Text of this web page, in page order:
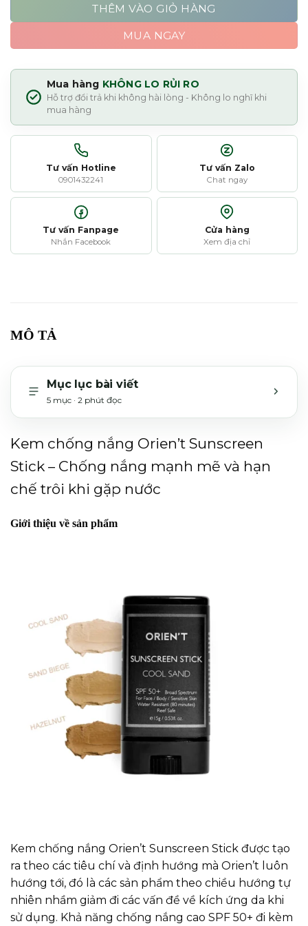
THÊM VÀO GIỎ HÀNG
MUA NGAY
Mua hàng KHÔNG LO RỦI RO
Hỗ trợ đổi trả khi không hài lòng - Không lo nghĩ khi
mua hàng
Tư vấn Hotline
0901432241
Tư vấn Zalo
Chat ngay
Tư vấn Fanpage
Nhắn Facebook
Cửa hàng
Xem địa chỉ
MÔ TẢ
Mục lục bài viết
5 mục · 2 phút đọc
Kem chống nắng Orien’t Sunscreen
Stick – Chống nắng mạnh mẽ và hạn
chế trôi khi gặp nước
Giới thiệu về sản phẩm
Kem chống nắng Orien’t Sunscreen Stick được tạo
ra theo các tiêu chí và định hướng mà Orien’t luôn
hướng tới, đó là các sản phẩm theo chiều hướng tự
nhiên nhầm giảm đi các vấn đề về kích ứng da khi
sử dụng. Khả năng chống nắng cao SPF 50+ đi kèm